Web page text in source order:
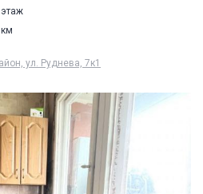
ул. Руднева, 7к1